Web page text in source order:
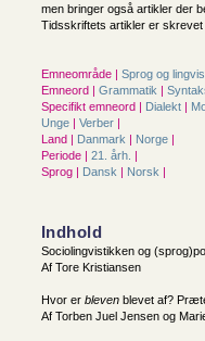
men bringer også artikler der
Tidsskriftets artikler er
Emneområde | Sprog og
Emneord | Grammatik |
Specifikt emneord | Dialekt |
Unge | Verber |
Land | Danmark | Norge |
Periode | 21. årh. |
Sprog | Dansk | Norsk |
Indhold
Sociolingvistikken og
Af Tore Kristiansen
Hvor er bleven blevet af?
Af Torben Juel Jensen og